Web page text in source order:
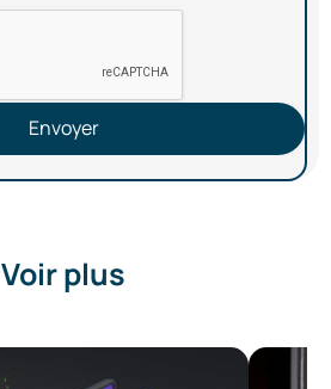
Envoyer
Voir plus